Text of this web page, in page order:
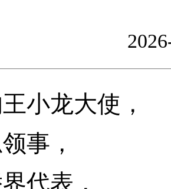
小龙大使，
事，
代表，